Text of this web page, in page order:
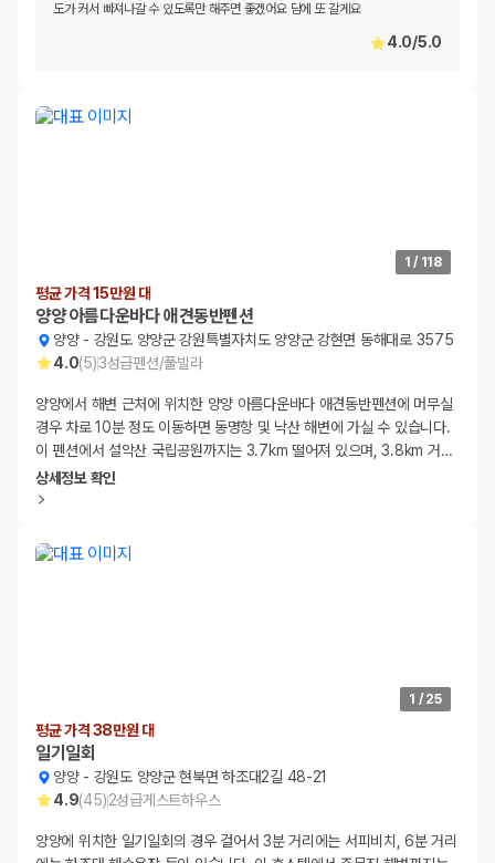
도가 커서 빠져나갈 수 있도록만 해주면 좋겠어요 담에 또 갈게요
4.0/5.0
1 / 118
평균 가격 15만원 대
양양 아름다운바다 애견동반펜션
양양- 강원도 양양군 강원특별자치도 양양군 강현면 동해대로 3575
4.0(5)3성급펜션/풀빌라
양양에서 해변 근처에 위치한 양양 아름다운바다 애견동반펜션에 머무실
경우 차로 10분 정도 이동하면 동명항 및 낙산 해변에 가실 수 있습니다.
이 펜션에서 설악산 국립공원까지는 3.7km 떨어져 있으며, 3.8km 거…
상세정보 확인
1 / 25
평균 가격 38만원 대
일기일회
양양- 강원도 양양군 현북면 하조대2길 48-21
4.9(45)2성급게스트하우스
양양에 위치한 일기일회의 경우 걸어서 3분 거리에는 서피비치, 6분 거리